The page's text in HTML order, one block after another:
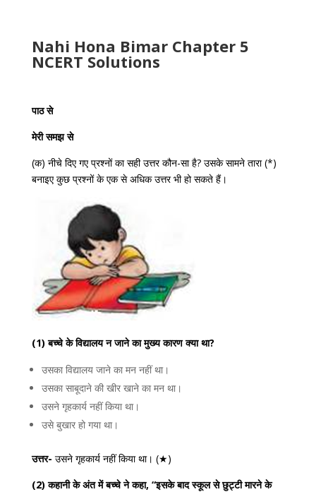
Nahi Hona Bimar Chapter 5
NCERT Solutions
पाठ से
मेरी समझ से
(क) नीचे दिए गए प्रश्नों का सही उत्तर कौन-सा है? उसके सामने तारा (*)
बनाइए कुछ प्रश्नों के एक से अधिक उत्तर भी हो सकते हैं।
(1) बच्चे के विद्यालय न जाने का मुख्य कारण क्या था?
उसका विद्यालय जाने का मन नहीं था।
उसका साबूदाने की खीर खाने का मन था।
उसने गृहकार्य नहीं किया था।
उसे बुखार हो गया था।
उत्तर- उसने गृहकार्य नहीं किया था। (★)
(2) कहानी के अंत में बच्चे ने कहा, “इसके बाद स्कूल से छुट्टी मारने के